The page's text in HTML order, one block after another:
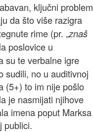
ključni problem
da što više razigra
rime (pr. „znaš
poslovice u
su te verbalne igre
sudili, no u auditivnoj
(5+) to im nije pošlo
je nasmijati njihove
imena poput Marksa
publici.